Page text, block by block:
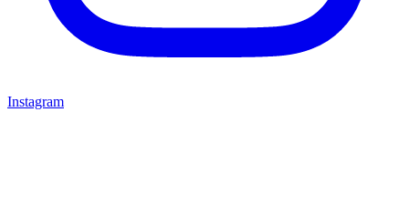
Instagram